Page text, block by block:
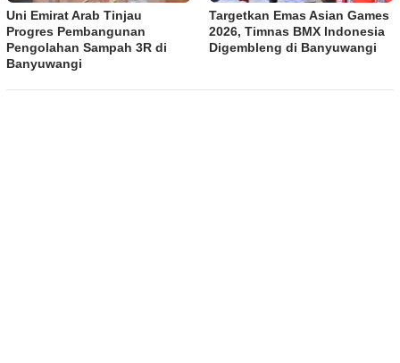
Uni Emirat Arab Tinjau
Progres Pembangunan
Pengolahan Sampah 3R di
Banyuwangi
Targetkan Emas Asian Games
2026, Timnas BMX Indonesia
Digembleng di Banyuwangi